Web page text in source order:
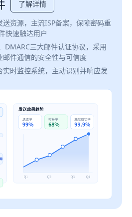
了解详情
送资源，主流ISP备案，保障密码重
快速触达用户
DMARC三大邮件认证协议，采用
邮件通信的安全性与可信度
实时监控系统，主动识别并响应发